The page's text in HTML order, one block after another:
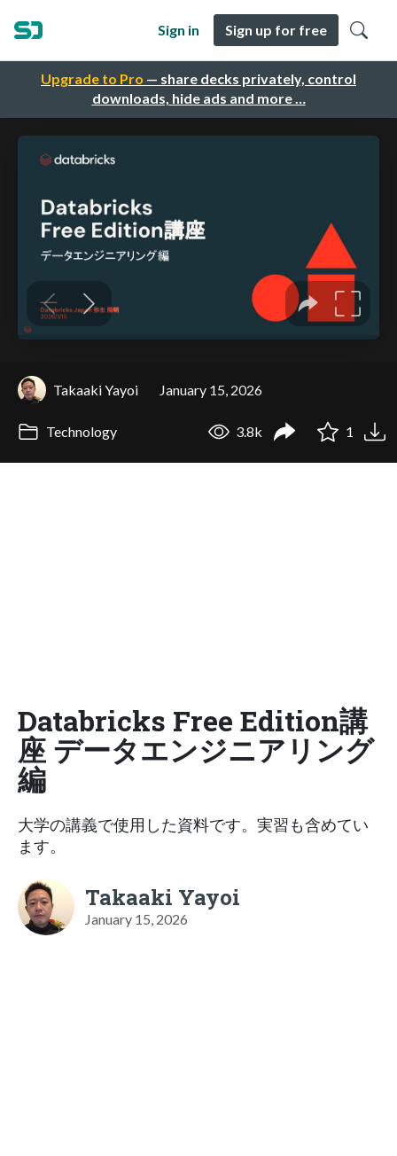
Upgrade to Pro — share decks privately, control
downloads, hide ads and more …
Sign in Sign up for free
Takaaki Yayoi January 15, 2026
Technology 3.8k 1
Databricks Free Edition講
座 データエンジニアリング
編
大学の講義で使用した資料です。実習も含めてい
ます。
Takaaki Yayoi
January 15, 2026